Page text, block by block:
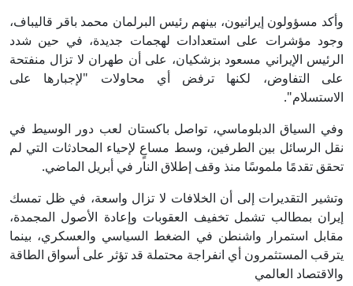
وأكد مسؤولون إيرانيون، بينهم رئيس البرلمان محمد باقر قاليباف،
وجود مؤشرات على استعدادات لهجمات جديدة، في حين شدد
الرئيس الإيراني مسعود بزشكيان، على أن طهران لا تزال منفتحة
على التفاوض، لكنها ترفض أي محاولات "لإجبارها على
الاستسلام".
وفي السياق الدبلوماسي، تواصل باكستان لعب دور الوسيط في
نقل الرسائل بين الطرفين، وسط مساعٍ لإحياء المحادثات التي لم
تحقق تقدمًا ملموسًا منذ وقف إطلاق النار في أبريل الماضي.
وتشير التقديرات إلى أن الخلافات لا تزال واسعة، في ظل تمسك
إيران بمطالب تشمل تخفيف العقوبات وإعادة الأصول المجمدة،
مقابل استمرار واشنطن في الضغط السياسي والعسكري، بينما
يترقب المستثمرون أي انفراجة محتملة قد تؤثر على أسواق الطاقة
والاقتصاد العالمي